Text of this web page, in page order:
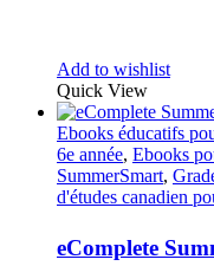
Add to wishlist
Quick View
Ebooks éducatifs
6e année, Ebooks
SummerSmart,
d'études canadien
eComplete